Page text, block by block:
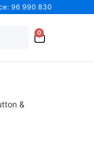
96 990 830
0
&